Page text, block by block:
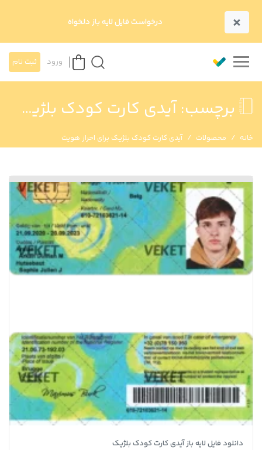
× درخواست فایل لایه باز دلخواه
ورود ثبت نام
برچسب:آیدی کارت کودک بلژیک برای احراز هویت
خانه محصولات آیدی کارت کودک بلژیک برای احراز هویت
دانلود فایل لایه باز آیدی کارت کودک بلژیک